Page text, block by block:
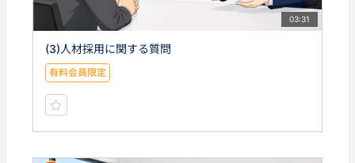
03:31
(3)人材採用に関する質問
有料会員限定